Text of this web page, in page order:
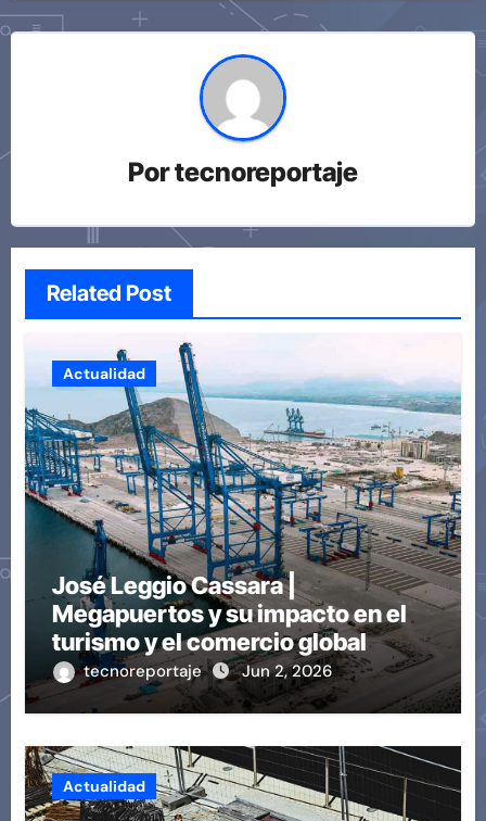
Portecnoreportaje
Related Post
Actualidad
José Leggio Cassara |
Megapuertos y su impacto en el
turismo y el comercio global
tecnoreportaje Jun 2, 2026
Actualidad